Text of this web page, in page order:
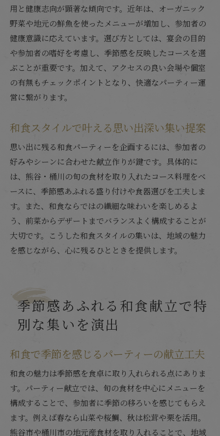
パーティーで和食コースを選ぶ魅力とは
和食コース利用で思い出深い集いを実現
和食コースで満喫するパーティー体験法
熊谷・桶川で実現する和食パーティー総まとめ
和食パーティー成功の秘訣を熊谷・桶川で
め
む方法
和食パーティーの魅力と工夫をまとめて解
説
和食で叶える熊谷・桶川の集いの総合ガイ
ド
和食パーティー企画のポイントを総復習
用と健康志向が顕著な傾向です。近年は、オーガニック
野菜や地元の鮮魚を使ったメニューが増加し、参加者の
健康意識に応えています。選び方としては、宴会の目的
や参加者の嗜好を考慮し、季節感を反映したコースを選
ぶことが重要です。加えて、アクセスの良い会場や個室
の有無もチェックポイントとなり、快適なパーティー運
営に繋がります。
和食スタイルで叶える思い出深い集い提案
思い出に残る和食パーティーを企画するには、参加者の
好みやシーンに合わせた献立作りが鍵です。具体的に
は、熊谷・桶川の旬の食材を取り入れたコース料理をベ
ースに、季節感あふれる盛り付けや食器選びを工夫しま
す。また、和食ならではの繊細な味わいを楽しめるよ
う、前菜からデザートまでバランスよく構成することが
大切です。こうした和食スタイルの集いは、地域の魅力
を感じながら、心に残るひとときを提供します。
季節感あふれる和食献立で特
別な集いを演出
和食で季節を感じるパーティーの献立工夫
和食の魅力は季節感を食卓に取り入れられる点にありま
す。パーティー献立では、旬の食材を中心にメニューを
構成することで、参加者に季節の移ろいを感じてもらえ
ます。例えば春なら山菜や桜鯛、秋は松茸や栗を活用。
熊谷市や桶川市の地元産食材を取り入れることで、地域